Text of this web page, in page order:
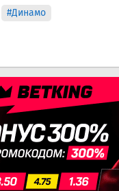
#Динамо